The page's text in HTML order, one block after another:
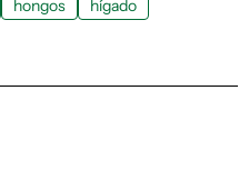
hongos
hígado